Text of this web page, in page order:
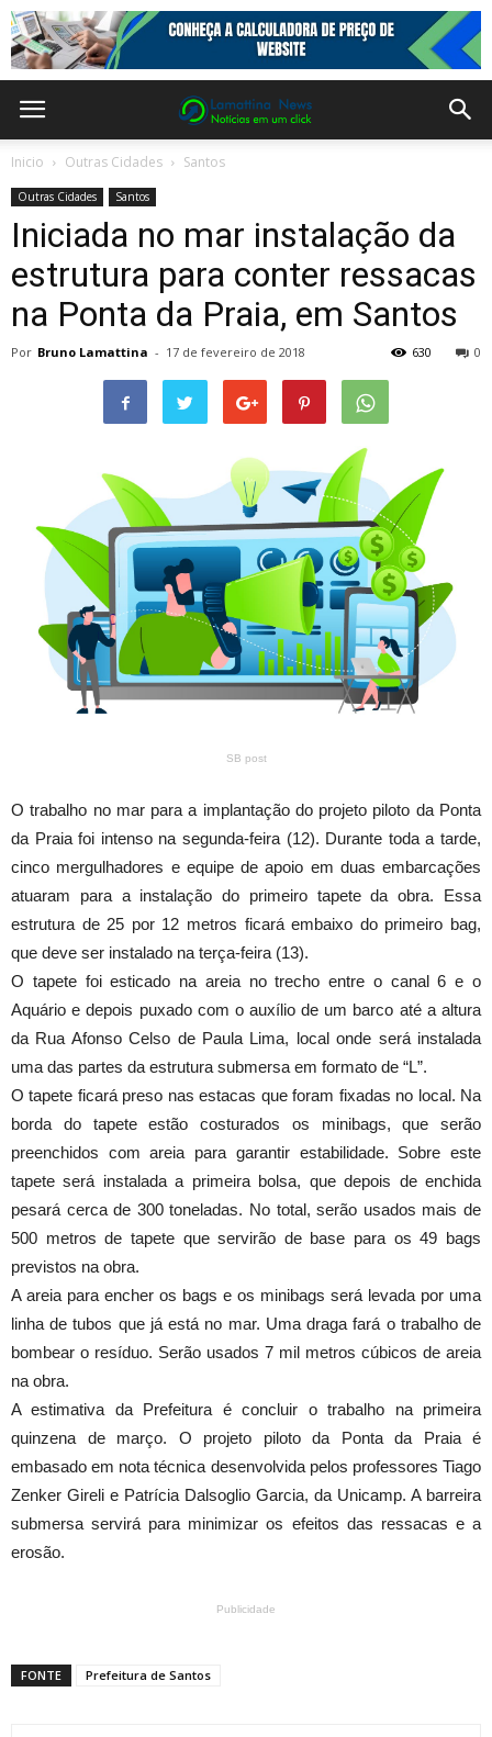
Inicio Outras Cidades Santos
Outras Cidades Santos
Iniciada no mar instalação da
estrutura para conter ressacas
na Ponta da Praia, em Santos
Por Bruno Lamattina - 17 de fevereiro de 2018 0
630
SB post
O trabalho no mar para a implantação do projeto piloto da Ponta
da Praia foi intenso na segunda-feira (12). Durante toda a tarde,
cinco mergulhadores e equipe de apoio em duas embarcações
atuaram para a instalação do primeiro tapete da obra. Essa
estrutura de 25 por 12 metros ficará embaixo do primeiro bag,
que deve ser instalado na terça-feira (13).
O tapete foi esticado na areia no trecho entre o canal 6 e o
Aquário e depois puxado com o auxílio de um barco até a altura
da Rua Afonso Celso de Paula Lima, local onde será instalada
uma das partes da estrutura submersa em formato de “L”.
O tapete ficará preso nas estacas que foram fixadas no local. Na
borda do tapete estão costurados os minibags, que serão
preenchidos com areia para garantir estabilidade. Sobre este
tapete será instalada a primeira bolsa, que depois de enchida
pesará cerca de 300 toneladas. No total, serão usados mais de
500 metros de tapete que servirão de base para os 49 bags
previstos na obra.
A areia para encher os bags e os minibags será levada por uma
linha de tubos que já está no mar. Uma draga fará o trabalho de
bombear o resíduo. Serão usados 7 mil metros cúbicos de areia
na obra.
A estimativa da Prefeitura é concluir o trabalho na primeira
quinzena de março. O projeto piloto da Ponta da Praia é
embasado em nota técnica desenvolvida pelos professores Tiago
Zenker Gireli e Patrícia Dalsoglio Garcia, da Unicamp. A barreira
submersa servirá para minimizar os efeitos das ressacas e a
erosão.
Publicidade
FONTE Prefeitura de Santos